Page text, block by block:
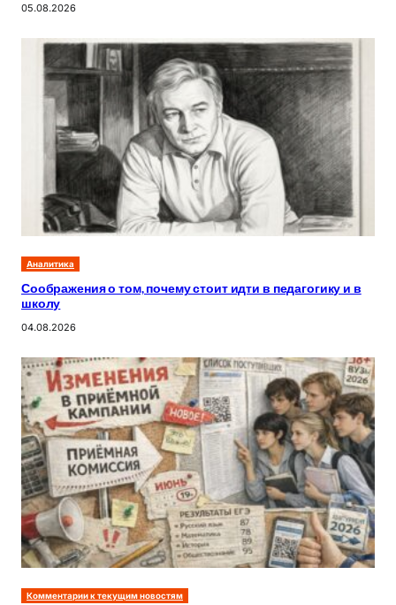
05.08.2026
Аналитика
Соображения о том, почему стоит идти в педагогику и в
школу
04.08.2026
Комментарии к текущим новостям